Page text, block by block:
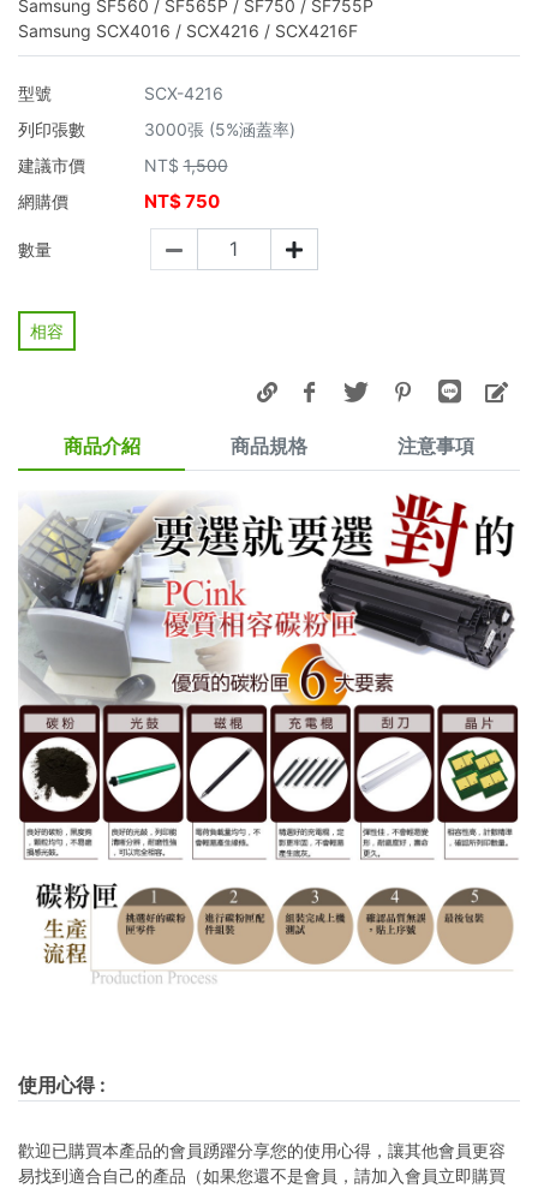
Samsung SF560 / SF565P / SF750 / SF755P
Samsung SCX4016 / SCX4216 / SCX4216F
型號
SCX-4216
列印張數
3000張 (5%涵蓋率)
建議市價
NT$ 1,500
網購價
NT$750
數量
相容
商品介紹 商品規格 注意事項
使用心得:
歡迎已購買本產品的會員踴躍分享您的使用心得，讓其他會員更容
易找到適合自己的產品（如果您還不是會員，請加入會員立即購買